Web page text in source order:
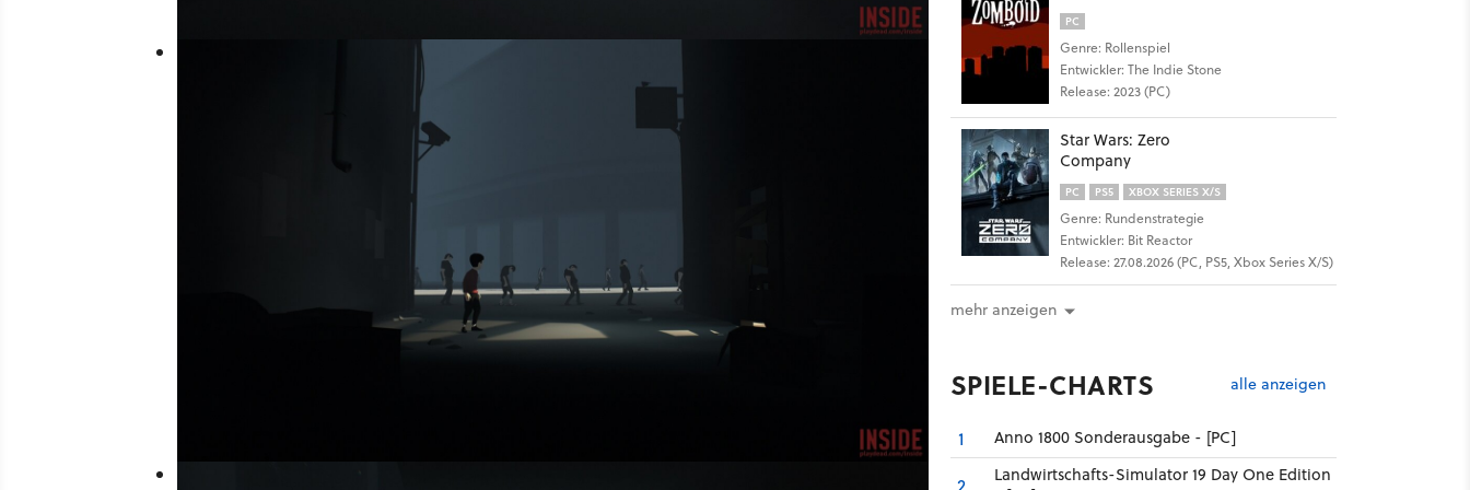
PC
Genre: Rollenspiel
Entwickler: The Indie Stone
Release: 2023 (PC)
Star Wars: Zero
Company
PC PS5 XBOX SERIES X/S
Genre: Rundenstrategie
Entwickler: Bit Reactor
Release: 27.08.2026 (PC, PS5, Xbox Series X/S)
mehr anzeigen
SPIELE-CHARTS alle anzeigen
1 Anno 1800 Sonderausgabe - [PC]
Landwirtschafts-Simulator 19 Day One Edition